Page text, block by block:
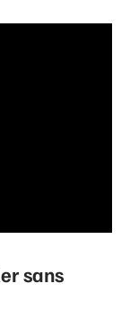
sans